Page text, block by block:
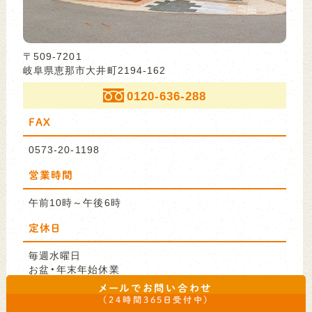
メールでお問い合わせ
（24時間365日受付中）
〒509-7201
岐阜県恵那市大井町2194-162
0120-636-288
FAX
0573-20-1198
営業時間
午前10時～午後6時
定休日
毎週水曜日
お盆・年末年始休業
メールでお問い合わせ